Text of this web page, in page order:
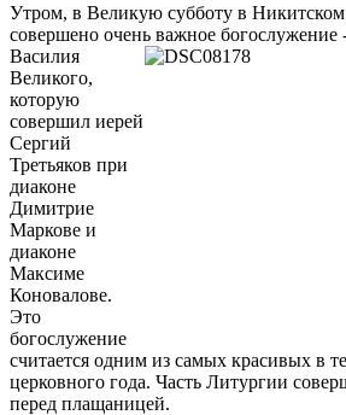
Утром, в Великую субботу в
совершено очень важное богослужение
Василия
Великого,
которую
совершил иерей
Сергий
Третьяков при
диаконе
Димитрие
Маркове и
диаконе
Максиме
Коновалове.
Это
богослужение
считается одним из самых красивых в
церковного года. Часть Литургии
перед плащаницей.